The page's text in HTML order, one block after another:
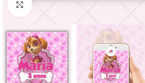
Clique para ampliar